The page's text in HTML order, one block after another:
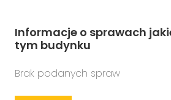
Informacje o sprawach
tym budynku
Brak podanych spraw